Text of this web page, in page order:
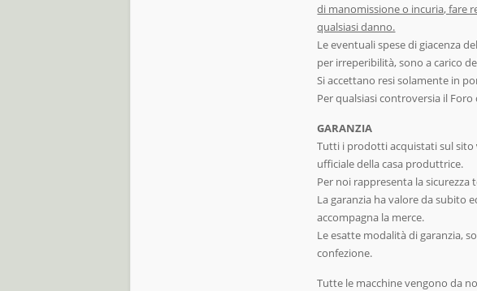
di manomissione o incuria, fare
qualsiasi danno.
Le eventuali spese di giacenza
per irreperibilità, sono a carico
Si accettano resi solamente in
Per qualsiasi controversia il
GARANZIA
Tutti i prodotti acquistati sul sito
ufficiale della casa produttrice.
Per noi rappresenta la
La garanzia ha valore da subito
accompagna la merce.
Le esatte modalità di garanzia,
confezione.
Tutte le macchine vengono da